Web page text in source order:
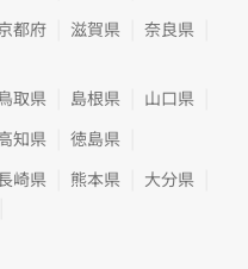
都府 滋賀県
奈良県
取県 島根県
山口県
知県
徳島県
崎県 熊本県
大分県